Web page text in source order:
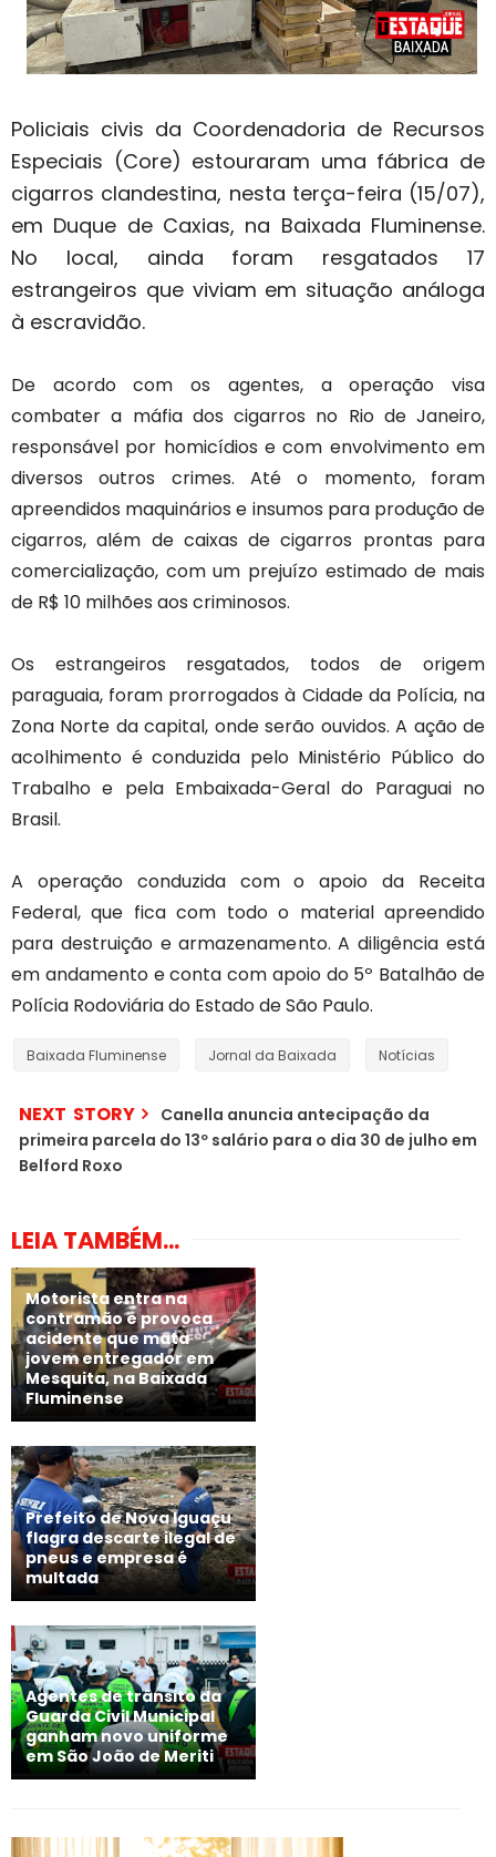
Policiais civis da Coordenadoria de Recursos
Especiais (Core) estouraram uma fábrica de
cigarros clandestina, nesta terça-feira (15/07),
em Duque de Caxias, na Baixada Fluminense.
No local, ainda foram resgatados 17
estrangeiros que viviam em situação análoga
à escravidão.
De acordo com os agentes, a operação visa
combater a máfia dos cigarros no Rio de Janeiro,
responsável por homicídios e com envolvimento em
diversos outros crimes. Até o momento, foram
apreendidos maquinários e insumos para produção de
cigarros, além de caixas de cigarros prontas para
comercialização, com um prejuízo estimado de mais
de R$ 10 milhões aos criminosos.
Os estrangeiros resgatados, todos de origem
paraguaia, foram prorrogados à Cidade da Polícia, na
Zona Norte da capital, onde serão ouvidos. A ação de
acolhimento é conduzida pelo Ministério Público do
Trabalho e pela Embaixada-Geral do Paraguai no
Brasil.
A operação conduzida com o apoio da Receita
Federal, que fica com todo o material apreendido
para destruição e armazenamento. A diligência está
em andamento e conta com apoio do 5º Batalhão de
Polícia Rodoviária do Estado de São Paulo.
Baixada Fluminense Jornal da Baixada Notícias
NEXT STORY
Canella anuncia antecipação da
primeira parcela do 13º salário para o dia 30 de julho em
Belford Roxo
LEIA TAMBÉM...
Motorista entra na
contramão e provoca
acidente que mata
jovem entregador em
Mesquita, na Baixada
Fluminense
Prefeito de Nova Iguaçu
flagra descarte ilegal de
pneus e empresa é
multada
Agentes de trânsito da
Guarda Civil Municipal
ganham novo uniforme
em São João de Meriti